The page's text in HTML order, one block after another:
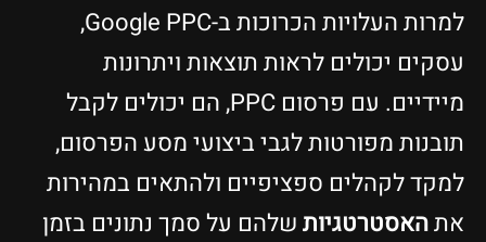
למרות העלויות הכרוכות ב-Google PPC,
עסקים יכולים לראות תוצאות ויתרונות
מיידיים. עם פרסום PPC, הם יכולים לקבל
תובנות מפורטות לגבי ביצועי מסע הפרסום,
למקד לקהלים ספציפיים ולהתאים במהירות
אתהאסטרטגיותשלהם על סמך נתונים בזמן